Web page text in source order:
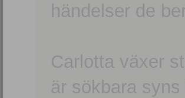
händelser de
Carlotta växer
är sökbara